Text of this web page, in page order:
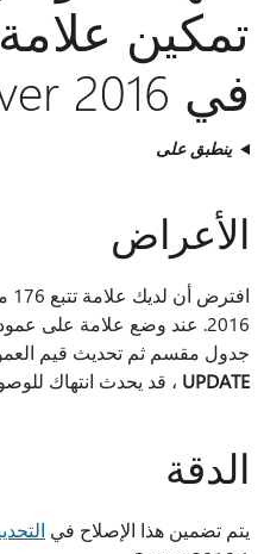
في SQL Server 2016
ينطبق على
الأعراض
2016. عند وضع علامة على عمود حوسب على أنه
جدول مقسم ثم تحديث قيم
UPDATE ، قد يحدث انتهاك
الدقة
يتم تضمين هذا الإصلاح في